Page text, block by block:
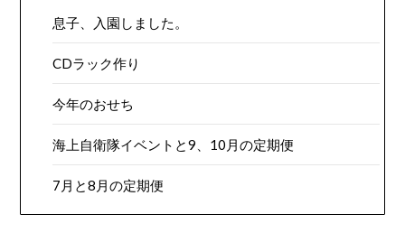
息子、入園しました。
CDラック作り
今年のおせち
海上自衛隊イベントと9、10月の定期便
7月と8月の定期便